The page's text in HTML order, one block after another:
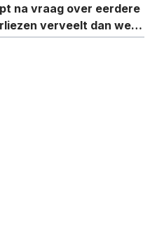
na vraag over eerdere
verveelt dan weer